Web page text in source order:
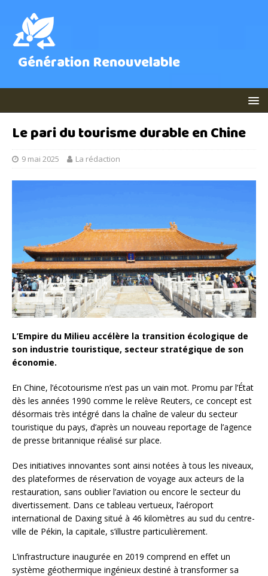
Génération Renouvelable
Le pari du tourisme durable en Chine
9 mai 2025 La rédaction
L’Empire du Milieu accélère la transition écologique de
son industrie touristique, secteur stratégique de son
économie.
En Chine, l’écotourisme n’est pas un vain mot. Promu par l’État
dès les années 1990 comme le relève Reuters, ce concept est
désormais très intégré dans la chaîne de valeur du secteur
touristique du pays, d’après un nouveau reportage de l’agence
de presse britannique réalisé sur place.
Des initiatives innovantes sont ainsi notées à tous les niveaux,
des plateformes de réservation de voyage aux acteurs de la
restauration, sans oublier l’aviation ou encore le secteur du
divertissement. Dans ce tableau vertueux, l’aéroport
international de Daxing situé à 46 kilomètres au sud du centre-
ville de Pékin, la capitale, s’illustre particulièrement.
L’infrastructure inaugurée en 2019 comprend en effet un
système géothermique ingénieux destiné à transformer sa